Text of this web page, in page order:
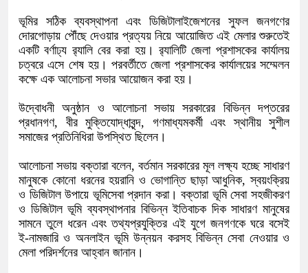
‎​ভূমির সঠিক ব্যবস্থাপনা এবং ডিজিটালাইজেশনের সুফল জনগণের
দোরগোড়ায় পৌঁছে দেওয়ার প্রত্যয় নিয়ে আয়োজিত এই মেলার শুরুতেই
একটি বর্ণাঢ্য র‍্যালি বের করা হয়। র‍্যালিটি জেলা প্রশাসকের কার্যালয়
চত্বরে এসে শেষ হয়। পরবর্তীতে জেলা প্রশাসকের কার্যালয়ের সম্মেলন
কক্ষে এক আলোচনা সভার আয়োজন করা হয়।
‎​উদ্বোধনী অনুষ্ঠান ও আলোচনা সভায় সরকারের বিভিন্ন দপ্তরের
প্রধানগণ, বীর মুক্তিযোদ্ধাবৃন্দ, গণমাধ্যমকর্মী এবং স্থানীয় সুশীল
সমাজের প্রতিনিধিরা উপস্থিত ছিলেন।
‎​আলোচনা সভায় বক্তারা বলেন, বর্তমান সরকারের মূল লক্ষ্য হচ্ছে সাধারণ
মানুষকে কোনো ধরনের হয়রানি ও ভোগান্তি ছাড়া আধুনিক, স্বয়ংক্রিয়
ও ডিজিটাল উপায়ে ভূমিসেবা প্রদান করা। বক্তারা ভূমি সেবা সহজীকরণ
ও ডিজিটাল ভূমি ব্যবস্থাপনার বিভিন্ন ইতিবাচক দিক সাধারণ মানুষের
সামনে তুলে ধরেন এবং তথ্যপ্রযুক্তির এই যুগে জনগণকে ঘরে বসেই
ই-নামজারি ও অনলাইন ভূমি উন্নয়ন করসহ বিভিন্ন সেবা নেওয়ার ও
মেলা পরিদর্শনের আহ্বান জানান।